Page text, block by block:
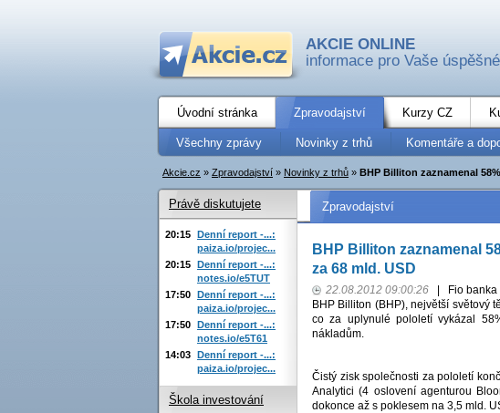
AKCIE ONLINE
informace pro Vaše
Úvodní stránka Zpravodajství Kurzy CZ
Všechny zprávy Novinky z trhů Komentáře a
Akcie.cz » Zpravodajství » Novinky z trhů » BHP Billiton zaznamenal
Zpravodajství
BHP Billiton zaznamenal
za 68 mld. USD
22.08.2012 09:00:26
Fio banka
BHP Billiton (BHP), největší světový
co za uplynulé pololetí vykázal
nákladům.
Čistý zisk společnosti za pololetí
Analytici (4 oslovení agenturou
dokonce až s poklesem na 3,5 mld.
Právě diskutujete
20:15 Denní report -...:
paiza.io/projec...
20:15 Denní report -...:
notes.io/e5TUT
17:50 Denní report -...:
paiza.io/projec...
17:50 Denní report -...:
notes.io/e5T61
14:03 Denní report -...:
paiza.io/projec...
Škola investování